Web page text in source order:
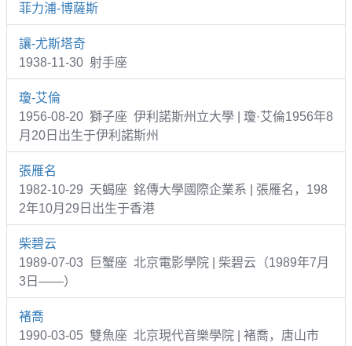
菲力浦-博薩斯
讓-尤斯塔奇
1938-11-30 射手座
瓊-艾倫
1956-08-20 獅子座 伊利諾斯州立大學 | 瓊·艾倫1956年8
月20日出生于伊利諾斯州
張雁名
1982-10-29 天蝎座 銘傳大學國際企業系 | 張雁名，198
2年10月29日出生于香港
柴碧云
1989-07-03 巨蟹座 北京電影學院 | 柴碧云（1989年7月
3日——）
褚喬
1990-03-05 雙魚座 北京現代音樂學院 | 褚喬，唐山市